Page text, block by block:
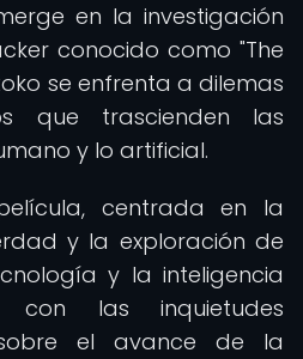
en la investigación
conocido como "The
se enfrenta a dilemas
que trascienden las
y lo artificial.
centrada en la
y la exploración de
y la inteligencia
con las inquietudes
el avance de la